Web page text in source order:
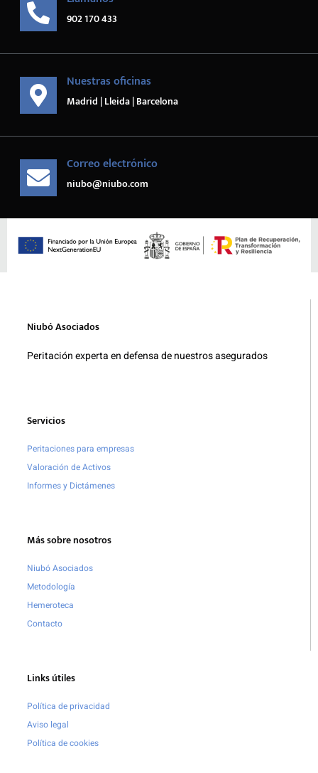
902 170 433
Nuestras oficinas
Madrid | Lleida | Barcelona
Correo electrónico
niubo@niubo.com
Niubó Asociados
Peritación experta en defensa de nuestros asegurados
Servicios
Peritaciones para empresas
Valoración de Activos
Informes y Dictámenes
Más sobre nosotros
Niubó Asociados
Metodología
Hemeroteca
Contacto
Links útiles
Política de privacidad
Aviso legal
Política de cookies